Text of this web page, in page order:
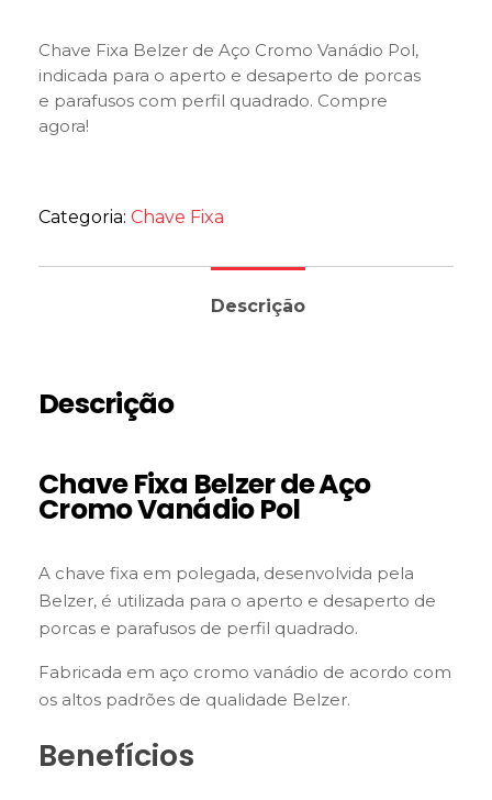
Chave Fixa Belzer de Aço Cromo Vanádio Pol,
indicada para o aperto e desaperto de porcas
e parafusos com perfil quadrado. Compre
agora!
Categoria: Chave Fixa
Descrição
Descrição
Chave Fixa Belzer de Aço
Cromo Vanádio Pol
A chave fixa em polegada, desenvolvida pela
Belzer, é utilizada para o aperto e desaperto de
porcas e parafusos de perfil quadrado.
Fabricada em aço cromo vanádio de acordo com
os altos padrões de qualidade Belzer.
Benefícios